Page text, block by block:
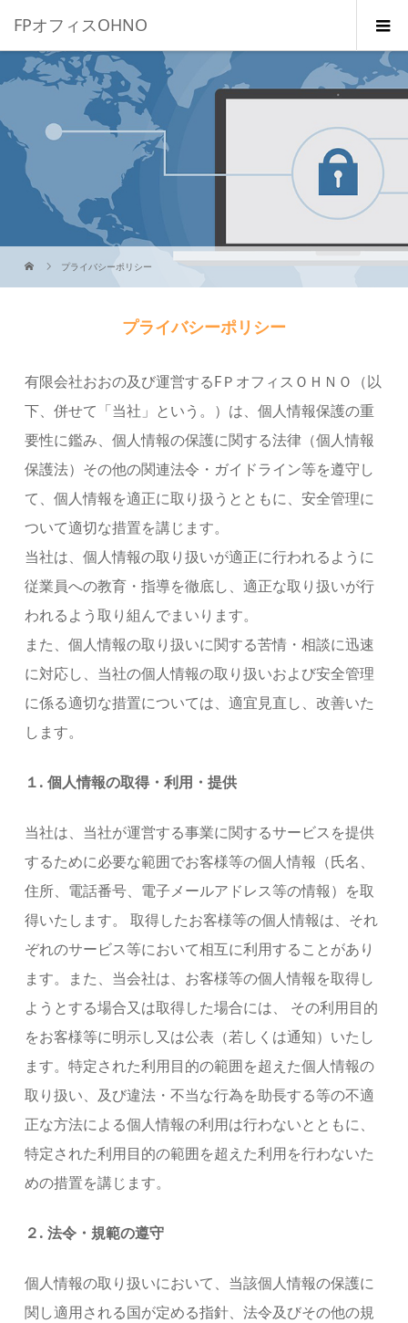
FPオフィスOHNO
プライバシーポリシー
プライバシーポリシー
有限会社おおの及び運営するFＰオフィスＯＨＮＯ（以
下、併せて「当社」という。）は、個人情報保護の重
要性に鑑み、個人情報の保護に関する法律（個人情報
保護法）その他の関連法令・ガイドライン等を遵守し
て、個人情報を適正に取り扱うとともに、安全管理に
ついて適切な措置を講じます。
当社は、個人情報の取り扱いが適正に行われるように
従業員への教育・指導を徹底し、適正な取り扱いが行
われるよう取り組んでまいります。
また、個人情報の取り扱いに関する苦情・相談に迅速
に対応し、当社の個人情報の取り扱いおよび安全管理
に係る適切な措置については、適宜見直し、改善いた
します。
１. 個人情報の取得・利用・提供
当社は、当社が運営する事業に関するサービスを提供
するために必要な範囲でお客様等の個人情報（氏名、
住所、電話番号、電子メールアドレス等の情報）を取
得いたします。 取得したお客様等の個人情報は、それ
ぞれのサービス等において相互に利用することがあり
ます。また、当会社は、お客様等の個人情報を取得し
ようとする場合又は取得した場合には、 その利用目的
をお客様等に明示し又は公表（若しくは通知）いたし
ます。特定された利用目的の範囲を超えた個人情報の
取り扱い、及び違法・不当な行為を助長する等の不適
正な方法による個人情報の利用は行わないとともに、
特定された利用目的の範囲を超えた利用を行わないた
めの措置を講じます。
２. 法令・規範の遵守
個人情報の取り扱いにおいて、当該個人情報の保護に
関し適用される国が定める指針、法令及びその他の規